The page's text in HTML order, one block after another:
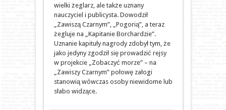
wielki żeglarz, ale także uznany
nauczyciel i publicysta. Dowodził
„Zawiszą Czarnym”, „Pogorią”, a teraz
żegluje na „Kapitanie Borchardzie”.
Uznanie kapituły nagrody zdobył tym, że
jako jedyny zgodził się prowadzić rejsy
w projekcie „Zobaczyć morze” – na
„Zawiszy Czarnym” połowę załogi
stanowią wówczas osoby niewidome lub
słabo widzące.